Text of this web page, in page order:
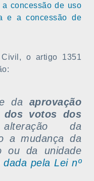
a concessão de uso
e a concessão de
o artigo 1351
da aprovação
votos dos
da
a mudança da
ou da unidade
dada pela Lei nº